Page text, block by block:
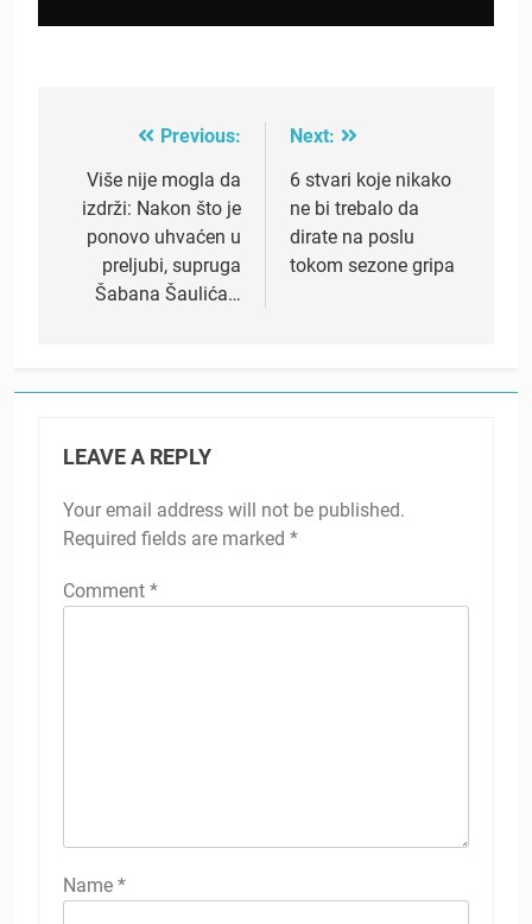
navigation
Previous:
Više nije mogla da
izdrži: Nakon što je
ponovo uhvaćen u
preljubi, supruga
Šabana Šaulića…
Next:
6 stvari koje nikako
ne bi trebalo da
dirate na poslu
tokom sezone gripa
LEAVE A REPLY
Your email address will not be published.
Required fields are marked *
Comment *
Name *